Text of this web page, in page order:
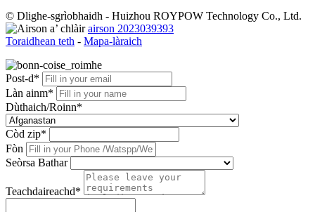
© Dlighe-sgrìobhaidh - Huizhou ROYPOW Technology Co., Ltd.
airson 2023039393
Toraidhean teth - Mapa-làraich
Post-d*
Làn ainm*
Dùthaich/Roinn*
Còd zip*
Fòn
Seòrsa Bathar
Teachdaireachd*